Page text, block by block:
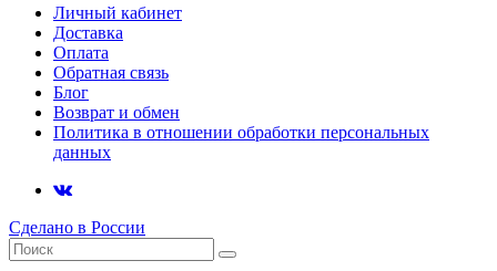
Личный кабинет
Доставка
Оплата
Обратная связь
Блог
Возврат и обмен
Политика в отношении обработки персональных
данных
Сделано в России